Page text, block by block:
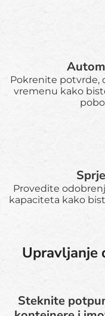
Pokrenite potvrde,
vremenu kako
Provedite
kapaciteta kako
Upravljanje
Steknite